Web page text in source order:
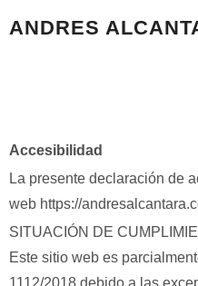
ANDRES
Accesibilidad
La presente declaración de
web https://
SITUACIÓN DE
Este sitio web es
1112/2018 debido a las